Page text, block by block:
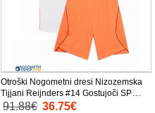
Otroški Nogometni dresi Nizozemska
Tijjani Reijnders #14 Gostujoči SP
2026 Kratek Rokav (+ Kratke hlače)
91.88€ 36.75€